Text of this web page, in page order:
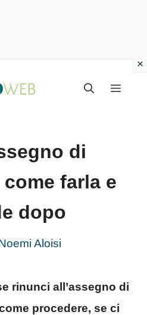
Menu
di
farla e
dopo
Aloisi
rinunci all’assegno di
procedere, se ci